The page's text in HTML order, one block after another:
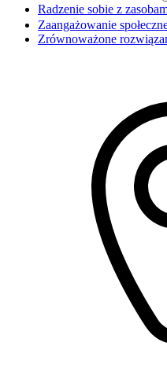
Radzenie sobie z
Zaangażowanie
Zrównoważone